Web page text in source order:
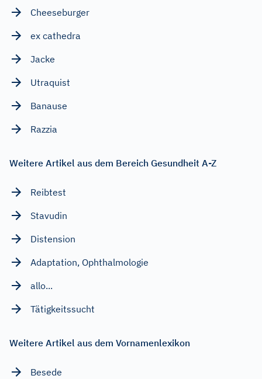
Cheeseburger
ex cathedra
Jacke
Utraquist
Banause
Razzia
Weitere Artikel aus dem Bereich Gesundheit A-Z
Reibtest
Stavudin
Distension
Adaptation, Ophthalmologie
allo...
Tätigkeitssucht
Weitere Artikel aus dem Vornamenlexikon
Besede